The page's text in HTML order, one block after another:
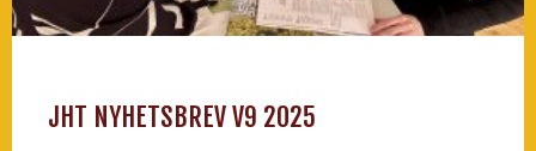
JHT NYHETSBREV V9 2025